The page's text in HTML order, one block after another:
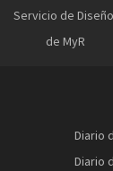
Servicio de
de MyR
Diario
Diario